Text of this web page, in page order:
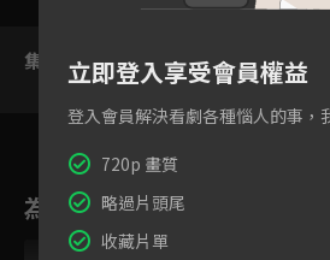
集數列表
為您推薦
跟播中
立即登入享受會員權益
登入會員解決看劇各種惱人的事，
720p 畫質
略過片頭尾
收藏片單